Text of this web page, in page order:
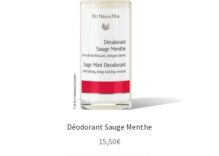
Déodorant Sauge Menthe
15,50€